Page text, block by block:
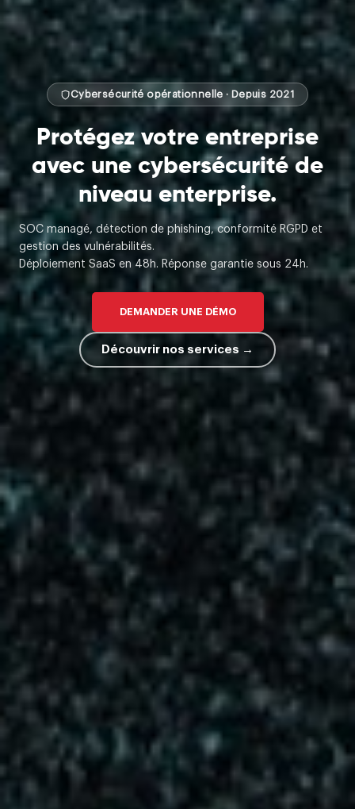
Plateforme de cyberdéfense unifiée
Toute votre sécurité.
Un seul portail.
Anagram Security réunit la veille sur les menaces, la gestion
des vulnérabilités, la protection anti-phishing, l'inventaire de
vos actifs et un analyste IA — pour détecter, prioriser et
traiter ce qui compte vraiment.
ACCÉDER AU PORTAIL →
Découvrir les modules →